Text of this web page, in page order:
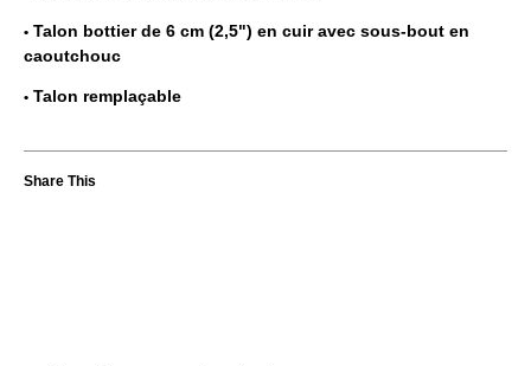
Talon bottier de 6 cm (2,5") en cuir avec sous-bout en
caoutchouc
Talon remplaçable